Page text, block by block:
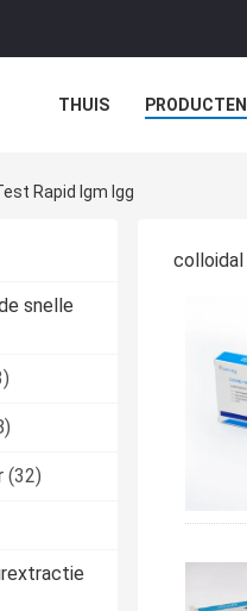
THUIS PRODUCTEN
Rapid Igm Igg
snelle
(32)